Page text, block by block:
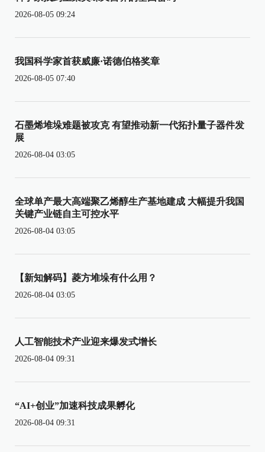
2026-08-05 09:24
我国科学家首获威廉·诺德伯格奖章
2026-08-05 07:40
石墨烯堆垛难题被攻克 有望推动新一代拓扑量子器件发
展
2026-08-04 03:05
全球单产最大高端聚乙烯醇生产基地建成 大幅提升我国
关键产业链自主可控水平
2026-08-04 03:05
【新知解码】菱方堆垛有什么用？
2026-08-04 03:05
人工智能技术产业迎来爆发式增长
2026-08-04 09:31
“AI+创业”加速科技成果孵化
2026-08-04 09:31